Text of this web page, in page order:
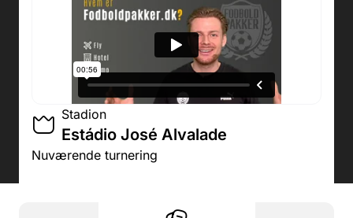
Stadion
Estádio José Alvalade
Nuværende turnering